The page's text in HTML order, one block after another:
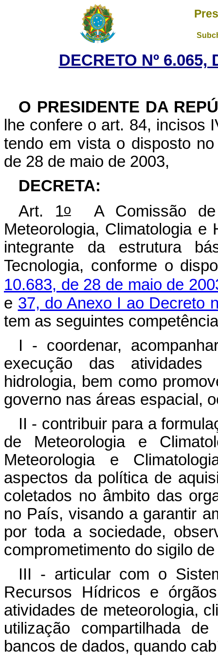
DECRETO Nº 6.065,
O PRESIDENTE DA
lhe confere o art. 84, incisos
tendo em vista o disposto
de 28 de maio de 2003,
DECRETA:
Art. 1oA Comissão de
Meteorologia, Climatologia e
integrante da estrutura
Tecnologia, conforme o
10.683, de 28 de maio de
e 37, do Anexo I ao Decreto
tem as seguintes
I - coordenar,
execução das atividades
hidrologia, bem como
governo nas áreas espacial,
II - contribuir para a
de Meteorologia e
Meteorologia e
aspectos da política de
coletados no âmbito das
no País, visando a garantir
por toda a sociedade,
comprometimento do sigilo
III - articular com o
Recursos Hídricos e
atividades de meteorologia,
utilização compartilhada
bancos de dados, quando